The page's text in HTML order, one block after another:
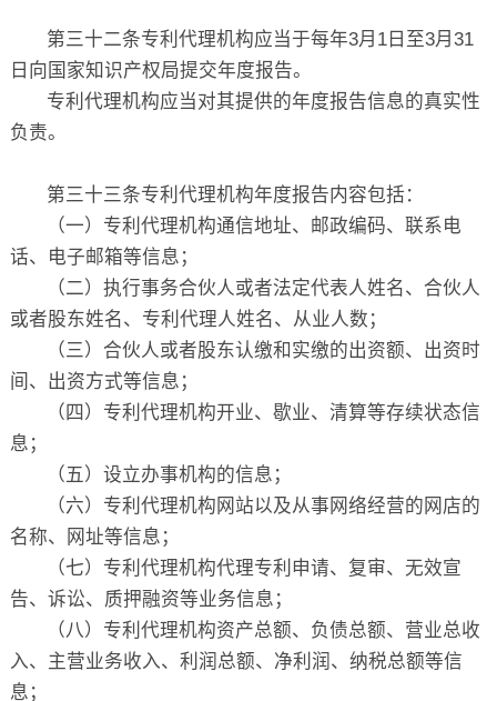
第三十二条专利代理机构应当于每年3月1日至3月31
日向国家知识产权局提交年度报告。
专利代理机构应当对其提供的年度报告信息的真实性
负责。
第三十三条专利代理机构年度报告内容包括：
（一）专利代理机构通信地址、邮政编码、联系电
话、电子邮箱等信息；
（二）执行事务合伙人或者法定代表人姓名、合伙人
或者股东姓名、专利代理人姓名、从业人数；
（三）合伙人或者股东认缴和实缴的出资额、出资时
间、出资方式等信息；
（四）专利代理机构开业、歇业、清算等存续状态信
息；
（五）设立办事机构的信息；
（六）专利代理机构网站以及从事网络经营的网店的
名称、网址等信息；
（七）专利代理机构代理专利申请、复审、无效宣
告、诉讼、质押融资等业务信息；
（八）专利代理机构资产总额、负债总额、营业总收
入、主营业务收入、利润总额、净利润、纳税总额等信
息；